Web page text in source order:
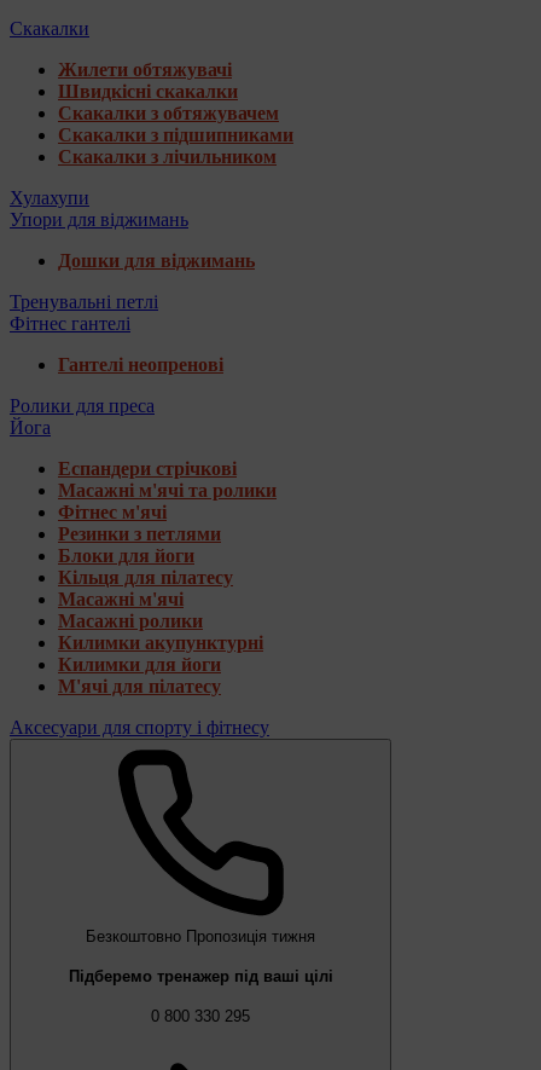
Скакалки
Жилети обтяжувачі
Швидкісні скакалки
Скакалки з обтяжувачем
Скакалки з підшипниками
Скакалки з лічильником
Хулахупи
Упори для віджимань
Дошки для віджимань
Тренувальні петлі
Фітнес гантелі
Гантелі неопренові
Ролики для преса
Йога
Еспандери стрічкові
Масажні м'ячі та ролики
Фітнес м'ячі
Резинки з петлями
Блоки для йоги
Кільця для пілатесу
Масажні м'ячі
Масажні ролики
Килимки акупунктурні
Килимки для йоги
М'ячі для пілатесу
Аксесуари для спорту і фітнесу
Безкоштовно Пропозиція тижня
Підберемо тренажер під ваші цілі
0 800 330 295